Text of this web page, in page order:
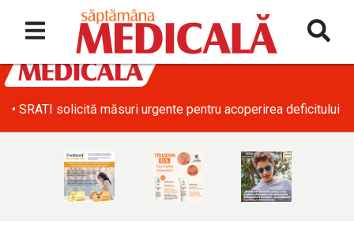
• SRATI solicită măsuri urgente pentru acoperirea deficitului